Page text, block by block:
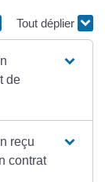
Tout déplier
de
reçu
contrat